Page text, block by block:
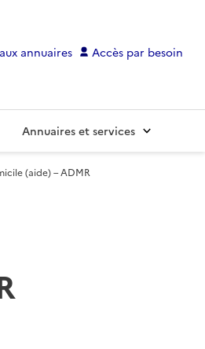
annuaires Accès par besoin
Annuaires et services
(aide) – ADMR